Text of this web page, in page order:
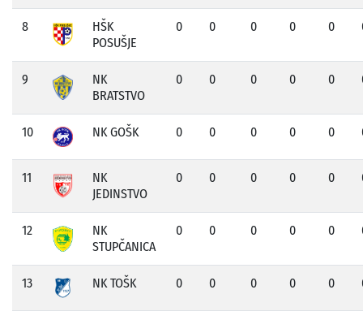
8
HŠK
POSUŠJE
0 0 0 0 0
9
NK
BRATSTVO
0 0 0 0 0
10 NK GOŠK 0 0 0 0 0
11
NK
JEDINSTVO
0 0 0 0 0
12
NK
STUPČANICA
0 0 0 0 0
13 NK TOŠK 0 0 0 0 0